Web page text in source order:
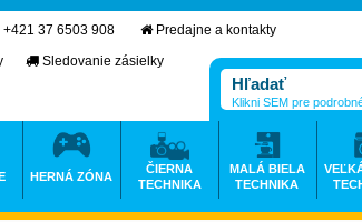
+421 37 6503 908
Predajne a kontakty
Sledovanie zásielky
Klikni SEM pre
HERNÁ ZÓNA
ČIERNA
TECHNIKA
MALÁ BIELA
TECHNIKA